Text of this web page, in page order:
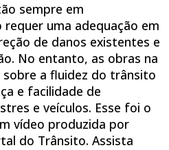
sempre em
uma adequação em
de danos existentes e
No entanto, as obras na
a fluidez do trânsito
e facilidade de
e veículos. Esse foi o
vídeo produzida por
do Trânsito. Assista